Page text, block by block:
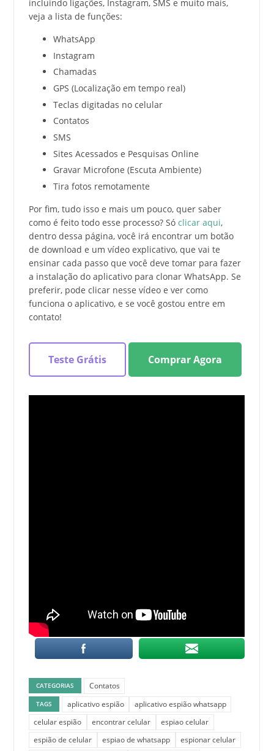
incluindo ligações, Instagram, SMS e muito mais,
veja a lista de funções:
WhatsApp
Instagram
Chamadas
GPS (Localização em tempo real)
Teclas digitadas no celular
Contatos
SMS
Sites Acessados e Pesquisas Online
Gravar Microfone (Escuta Ambiente)
Tira fotos remotamente
Por fim, tudo isso e mais um pouco, quer saber
como é feito todo esse processo? Só clicar aqui,
dentro dessa página, você irá encontrar um botão
de download e um vídeo explicativo, que vai te
ensinar cada passo que você deve tomar para fazer
a instalação do aplicativo para clonar WhatsApp. Se
preferir, pode clicar nesse vídeo e ver como
funciona o aplicativo, e se você gostou entre em
contato!
Teste Grátis Comprar Agora
CATEGORIAS Contatos
TAGS aplicativo espião
aplicativo espião whatsapp
celular espião
encontrar celular
espiao celular
espião de celular
espiao de whatsapp
espionar celular